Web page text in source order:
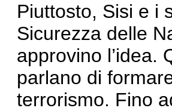
Piuttosto, Sisi e i
Sicurezza delle
approvino l’idea.
parlano di
terrorismo. Fino